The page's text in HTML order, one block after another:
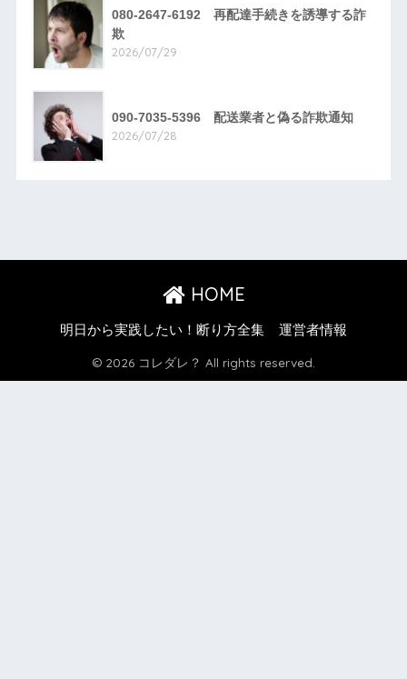
080-2647-6192 再配達手続きを誘導する詐
欺
2026/07/29
090-7035-5396 配送業者と偽る詐欺通知
2026/07/28
HOME
明日から実践したい！断り方全集 運営者情報
© 2026 コレダレ？ All rights reserved.